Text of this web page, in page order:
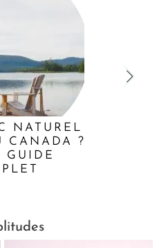
NATUREL
CANADA ?
GUIDE